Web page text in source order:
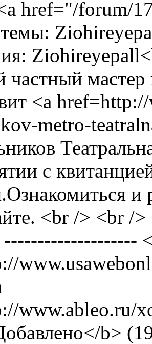
href="/forum/
мастер
<a
metro-
с
и
<br /> <br /
www.ableo.ru/
b>